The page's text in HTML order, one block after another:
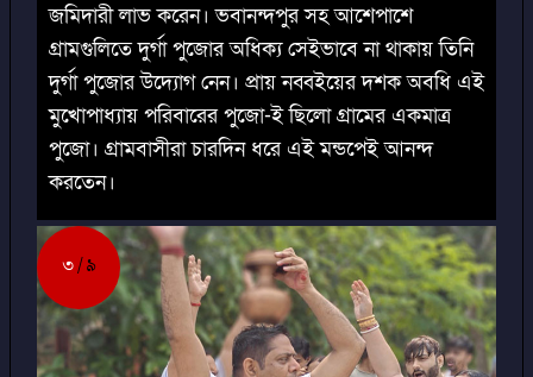
জমিদারী লাভ করেন। ভবানন্দপুর সহ আশেপাশে
গ্রামগুলিতে দুর্গা পুজোর অধিক্য সেইভাবে না থাকায় তিনি
দুর্গা পুজোর উদ্যোগ নেন। প্রায় নব্বইয়ের দশক অবধি এই
মুখোপাধ্যায় পরিবারের পুজো-ই ছিলো গ্রামের একমাত্র
পুজো। গ্রামবাসীরা চারদিন ধরে এই মন্ডপেই আনন্দ
করতেন।
৩ ৯